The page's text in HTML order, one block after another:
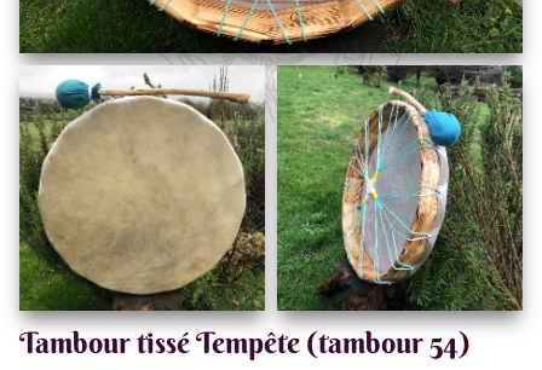
Tambour tissé Tempête (tambour 54)